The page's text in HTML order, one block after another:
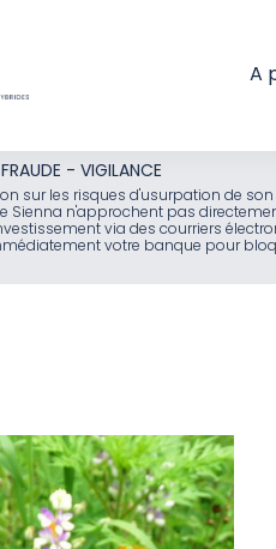
A
- VIGILANCE
sur les risques d'usurpation de
Sienna n'approchent pas
via des courriers
votre banque pour